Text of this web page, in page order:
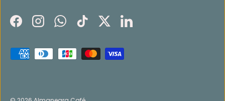
FacebookInstagramWhatsApp
TikTokTwitterLinkedIn
Formas de pago aceptadas